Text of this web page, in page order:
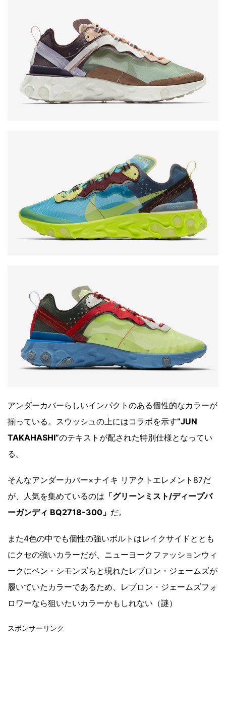
アンダーカバーらしいインパクトのある個性的なカラーが
揃っている。スウッシュの上にはコラボを示す”JUN
TAKAHASHI”のテキストが配された特別仕様となってい
る。
そんなアンダーカバー×ナイキ リアクトエレメント87だ
が、人気を集めているのは 「グリーンミスト/ディープバ
ーガンディ BQ2718-300」 だ。
また4色の中でも個性の強いボルトはレイクサイドととも
にクセの強いカラーだが、ニューヨークファッションウィ
ークにベン・シモンズらと現れたレブロン・ジェームズが
履いていたカラーであるため、レブロン・ジェームズフォ
ロワーなら狙いたいカラーかもしれない（謎）
スポンサーリンク